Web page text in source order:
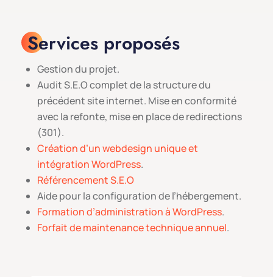
Services proposés
Gestion du projet.
Audit S.E.O complet de la structure du
précédent site internet. Mise en conformité
avec la refonte, mise en place de redirections
(301).
Création d’un webdesign unique et
intégration WordPress.
Référencement S.E.O
Aide pour la configuration de l’hébergement.
Formation d’administration à WordPress.
Forfait de maintenance technique annuel.